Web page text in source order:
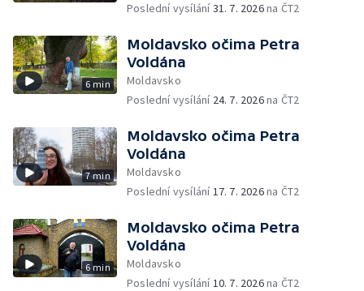
Poslední vysílání31. 7. 2026na ČT2
6 min
Moldavsko očima Petra
Voldána
Moldavsko
Poslední vysílání 24. 7. 2026na ČT2
7 min
Moldavsko očima Petra
Voldána
Moldavsko
Poslední vysílání17. 7. 2026na ČT2
6 min
Moldavsko očima Petra
Voldána
Moldavsko
Poslední vysílání10. 7. 2026na ČT2